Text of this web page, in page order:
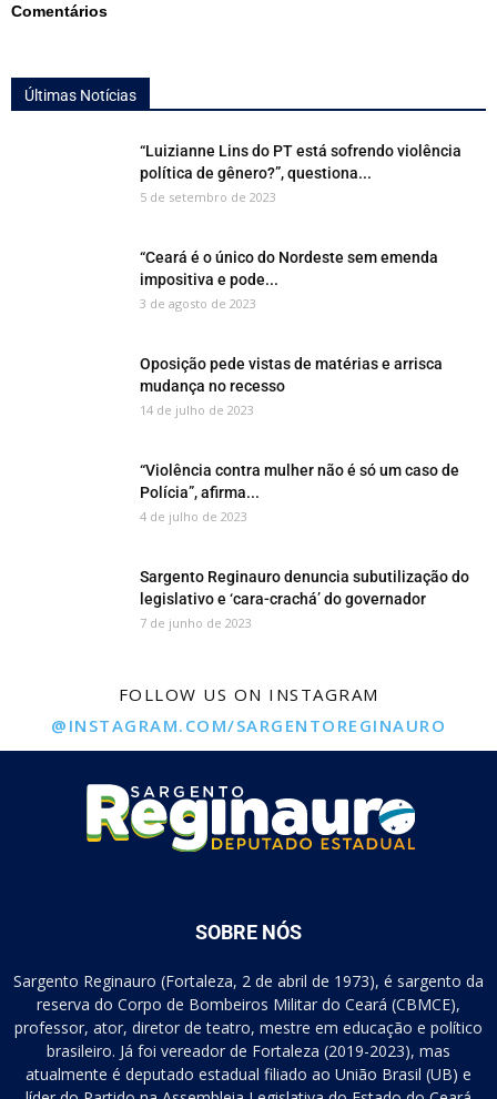
Comentários
Últimas Notícias
“Luizianne Lins do PT está sofrendo violência
política de gênero?”, questiona...
5 de setembro de 2023
“Ceará é o único do Nordeste sem emenda
impositiva e pode...
3 de agosto de 2023
Oposição pede vistas de matérias e arrisca
mudança no recesso
14 de julho de 2023
“Violência contra mulher não é só um caso de
Polícia”, afirma...
4 de julho de 2023
Sargento Reginauro denuncia subutilização do
legislativo e ‘cara-crachá’ do governador
7 de junho de 2023
FOLLOW US ON INSTAGRAM
@INSTAGRAM.COM/SARGENTOREGINAURO
SOBRE NÓS
Sargento Reginauro (Fortaleza, 2 de abril de 1973), é sargento da
reserva do Corpo de Bombeiros Militar do Ceará (CBMCE),
professor, ator, diretor de teatro, mestre em educação e político
brasileiro. Já foi vereador de Fortaleza (2019-2023), mas
atualmente é deputado estadual filiado ao União Brasil (UB) e